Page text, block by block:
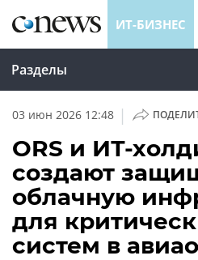
ИТ-БИЗНЕС
Разделы
03 июн 2026 12:48 |
ORS и ИТ-
создают
облачную
для
систем в